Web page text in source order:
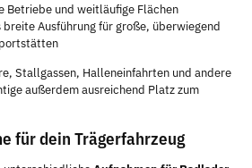
Betriebe und weitläufige Flächen
breite Ausführung für große, überwiegend
Stallgassen, Halleneinfahrten und andere
außerdem ausreichend Platz zum
für dein Trägerfahrzeug